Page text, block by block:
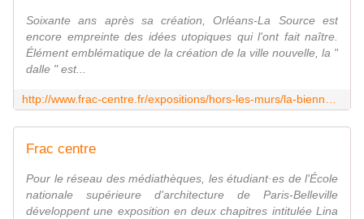
Soixante ans après sa création, Orléans-La Source est
encore empreinte des idées utopiques qui l'ont fait naître.
Élément emblématique de la création de la ville nouvelle, la "
dalle " est...
Frac centre
Pour le réseau des médiathèques, les étudiant·es de l'École
nationale supérieure d'architecture de Paris-Belleville
développent une exposition en deux chapitres intitulée Lina